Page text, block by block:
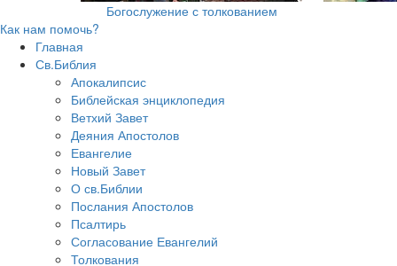
Богослужение с толкованием
Как нам помочь?
Главная
Св.Библия
Апокалипсис
Библейская энциклопедия
Ветхий Завет
Деяния Апостолов
Евангелие
Новый Завет
О св.Библии
Послания Апостолов
Псалтирь
Согласование Евангелий
Толкования